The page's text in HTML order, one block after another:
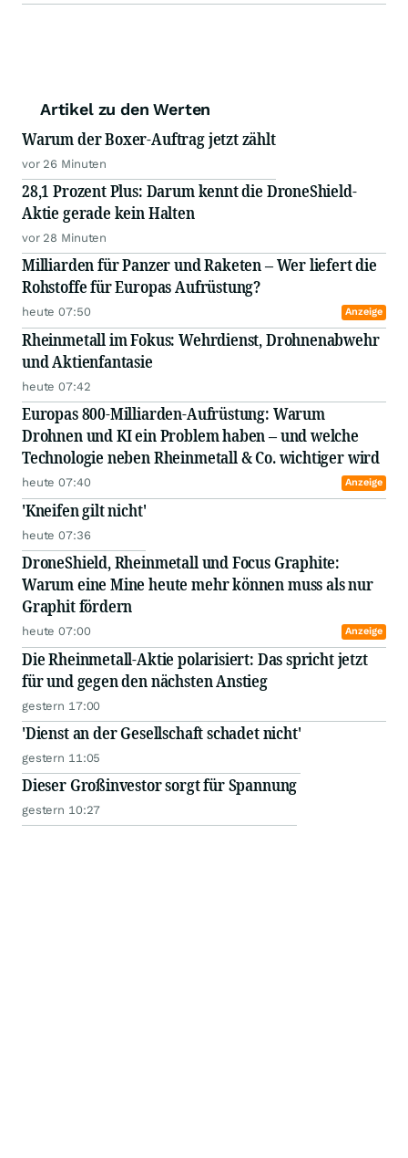
Artikel zu den Werten
Warum der Boxer-Auftrag jetzt zählt
vor 26 Minuten
28,1 Prozent Plus: Darum kennt die DroneShield-
Aktie gerade kein Halten
vor 28 Minuten
Milliarden für Panzer und Raketen – Wer liefert die
Rohstoffe für Europas Aufrüstung?
heute 07:50 Anzeige
Rheinmetall im Fokus: Wehrdienst, Drohnenabwehr
und Aktienfantasie
heute 07:42
Europas 800-Milliarden-Aufrüstung: Warum
Drohnen und KI ein Problem haben – und welche
Technologie neben Rheinmetall & Co. wichtiger wird
heute 07:40 Anzeige
'Kneifen gilt nicht'
heute 07:36
DroneShield, Rheinmetall und Focus Graphite:
Warum eine Mine heute mehr können muss als nur
Graphit fördern
heute 07:00 Anzeige
Die Rheinmetall-Aktie polarisiert: Das spricht jetzt
für und gegen den nächsten Anstieg
gestern 17:00
'Dienst an der Gesellschaft schadet nicht'
gestern 11:05
Dieser Großinvestor sorgt für Spannung
gestern 10:27